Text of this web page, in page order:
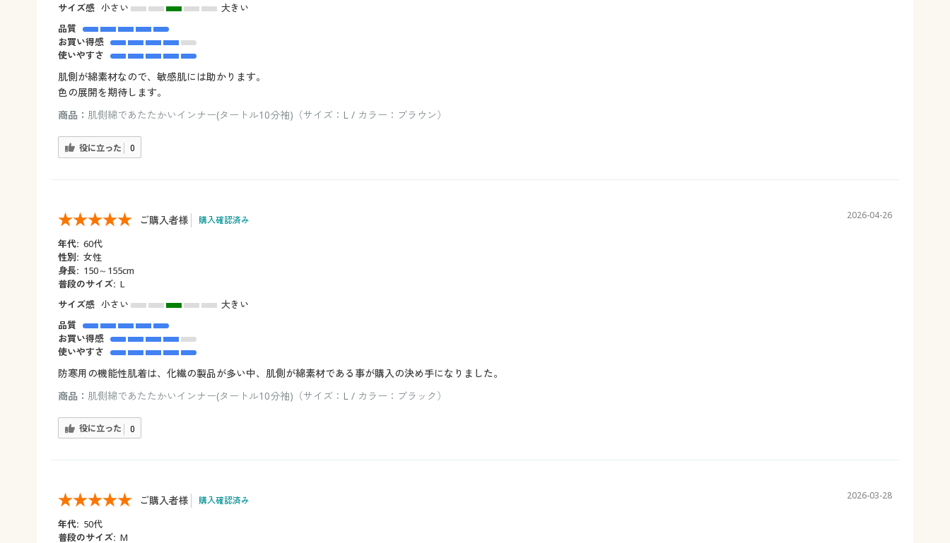
サイズ感 小さい
大きい
品質
お買い得感
使いやすさ
肌側が綿素材なので、敏感肌には助かります。
色の展開を期待します。
商品： 肌側綿であたたかいインナー(タートル10分袖)（サイズ：L / カラー：ブラウン）
役に立った 0
ご購入者様 購入確認済み 2026-04-26
年代: 60代
性別: 女性
身長: 150～155cm
普段のサイズ: L
サイズ感 小さい
大きい
品質
お買い得感
使いやすさ
防寒用の機能性肌着は、化繊の製品が多い中、肌側が綿素材である事が購入の決め手になりました。
商品： 肌側綿であたたかいインナー(タートル10分袖)（サイズ：L / カラー：ブラック）
役に立った 0
ご購入者様 購入確認済み 2026-03-28
年代: 50代
普段のサイズ: M